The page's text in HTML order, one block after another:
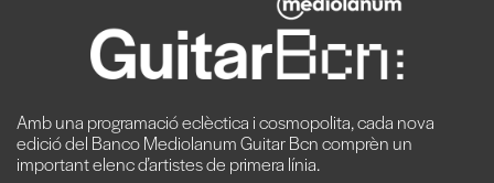
Amb una programació eclèctica i cosmopolita, cada nova
edició del Banco Mediolanum Guitar Bcn comprèn un
important elenc d’artistes de primera línia.